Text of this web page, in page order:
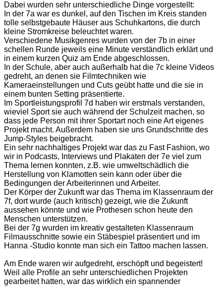
Dabei wurden sehr unterschiedliche Dinge vorgestellt:
In der 7a war es dunkel, auf den Tischen im Kreis standen
tolle selbstgebaute Häuser aus Schuhkartons, die durch
kleine Stromkreise beleuchtet waren.
Verschiedene Musikgenres wurden von der 7b in einer
schellen Runde jeweils eine Minute verständlich erklärt und
in einem kurzen Quiz am Ende abgeschlossen.
In der Schule, aber auch außerhalb hat die 7c kleine Videos
gedreht, an denen sie Filmtechniken wie
Kameraeinstellungen und Cuts geübt hatte und die sie in
einem bunten Setting präsentierte.
Im Sportleistungsprofil 7d haben wir erstmals verstanden,
wieviel Sport sie auch während der Schulzeit machen, so
dass jede Person mit ihrer Sportart noch eine Art eigenes
Projekt macht. Außerdem haben sie uns Grundschritte des
Jump-Styles beigebracht.
Ein sehr nachhaltiges Projekt war das zu Fast Fashion, wo
wir in Podcasts, Interviews und Plakaten der 7e viel zum
Thema lernen konnten, z.B. wie umweltschädlich die
Herstellung von Klamotten sein kann oder über die
Bedingungen der Arbeiterinnen und Arbeiter.
Der Körper der Zukunft war das Thema im Klassenraum der
7f, dort wurde (auch kritisch) gezeigt, wie die Zukunft
aussehen könnte und wie Prothesen schon heute den
Menschen unterstützen.
Bei der 7g wurden im kreativ gestalteten Klassenraum
Filmausschnitte sowie ein Stäbespiel präsentiert und im
Hanna -Studio konnte man sich ein Tattoo machen lassen.
Am Ende waren wir aufgedreht, erschöpft und begeistert!
Weil alle Profile an sehr unterschiedlichen Projekten
gearbeitet hatten, war das wirklich ein spannender